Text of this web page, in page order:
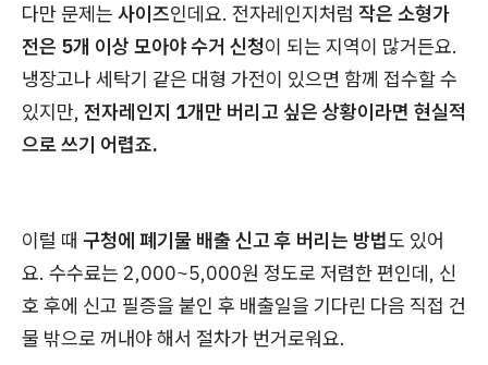
다만 문제는 사이즈인데요. 전자레인지처럼 작은 소형가
전은 5개 이상 모아야 수거 신청이 되는 지역이 많거든요.
냉장고나 세탁기 같은 대형 가전이 있으면 함께 접수할 수
있지만, 전자레인지 1개만 버리고 싶은 상황이라면 현실적
으로 쓰기 어렵죠.
이럴 때 구청에 폐기물 배출 신고 후 버리는 방법도 있어
요. 수수료는 2,000~5,000원 정도로 저렴한 편인데, 신
호 후에 신고 필증을 붙인 후 배출일을 기다린 다음 직접 건
물 밖으로 꺼내야 해서 절차가 번거로워요.